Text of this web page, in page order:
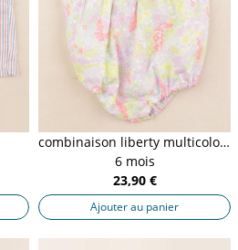
combinaison liberty multicolore
6 mois
23,90 €
Ajouter au panier